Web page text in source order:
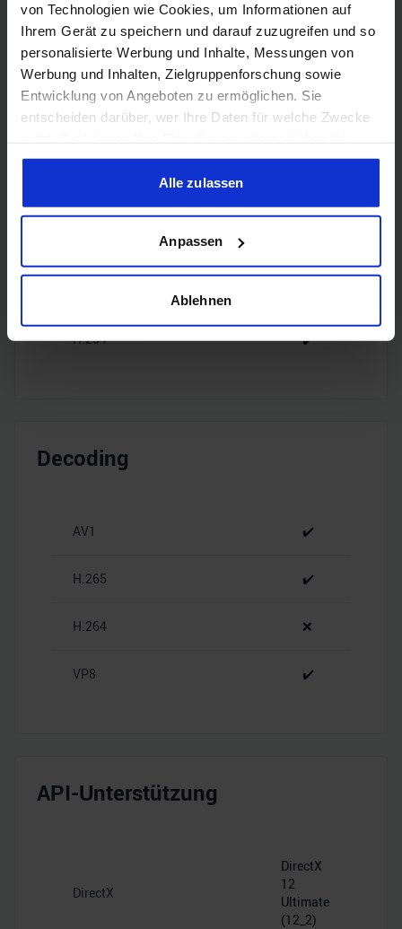
von Technologien wie Cookies, um Informationen auf
Ihrem Gerät zu speichern und darauf zuzugreifen und so
personalisierte Werbung und Inhalte, Messungen von
Werbung und Inhalten, Zielgruppenforschung sowie
Entwicklung von Angeboten zu ermöglichen. Sie
entscheiden darüber, wer Ihre Daten für welche Zwecke
Cookie-Erklärung oder durch Klicken auf das Privacy
Trigger Symbol ändern oder widerrufen
Informationen über Ihre geografische Lage erfassen,
welche bis auf einige Meter genau sein können
Ihr Gerät durch aktives Scannen nach bestimmten
Erfahren Sie mehr darüber, wie Ihre persönlichen Daten
personalisieren, Funktionen für soziale Medien anbieten
zu können und die Zugriffe auf unsere Website zu
soziale Medien, Werbung und Analysen weiter. Unsere
weiteren Daten zusammen, die Sie ihnen bereitgestellt
gesammelt haben.
Alle zulassen
Anpassen
Ablehnen
HDMI
2.1b
DisplayPort
3x
DisplayPort
2.1b
Encoding
H.264 ✔️
Decoding
AV1 ✔️
H.265 ✔️
H.264 ❌
VP8 ✔️
API-Unterstützung
DirectX
DirectX
12
Ultimate
(12_2)